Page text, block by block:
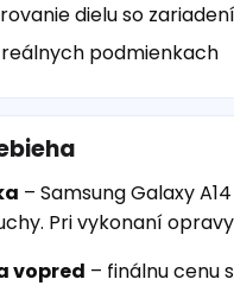
dielu so
podmienkach
– Samsung Galaxy
Pri vykonaní
vopred – finálnu cenu